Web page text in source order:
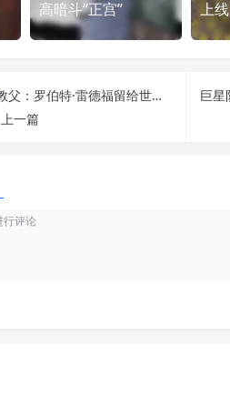
高暗斗“正宫”
上
从叛逆偶像到独立电影教父：罗伯特·雷德福留给世界的不止是电影
上一篇